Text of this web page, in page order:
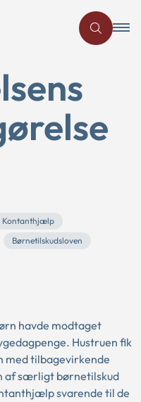
Kontanthjælp
Børnetilskudsloven
havde modtaget
Hustruen fik
med tilbagevirkende
af særligt børnetilskud
svarende til de